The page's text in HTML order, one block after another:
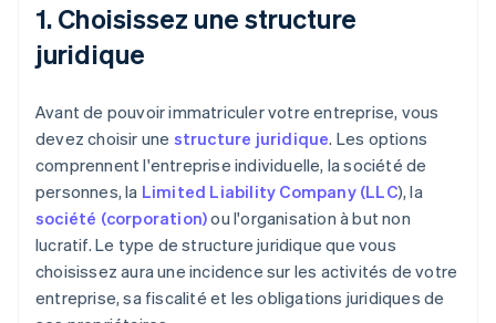
1. Choisissez une structure
juridique
Avant de pouvoir immatriculer votre entreprise, vous
devez choisir une structure juridique. Les options
comprennent l'entreprise individuelle, la société de
personnes, la Limited Liability Company (LLC), la
société (corporation)ou l'organisation à but non
lucratif. Le type de structure juridique que vous
choisissez aura une incidence sur les activités de votre
entreprise, sa fiscalité et les obligations juridiques de